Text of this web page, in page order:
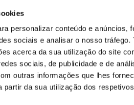
personalizar conteúdo e anúncios,
sociais e analisar o nosso tráfego.
acerca da sua utilização do site
sociais, de publicidade e de
outras informações que lhes
partir da sua utilização dos respetivos